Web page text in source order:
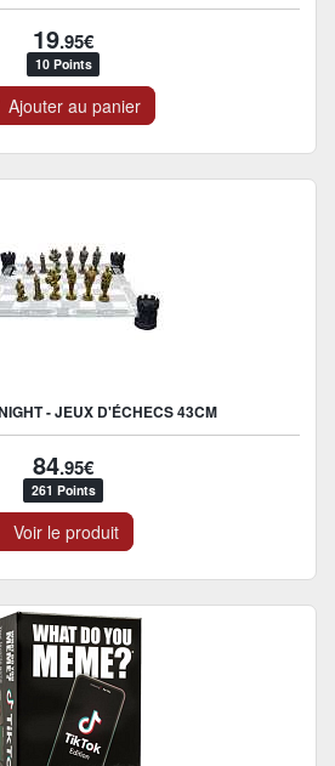
19.95€
10 Points
Ajouter au panier
- JEUX D'ÉCHECS 43CM
84.95€
261 Points
Voir le produit